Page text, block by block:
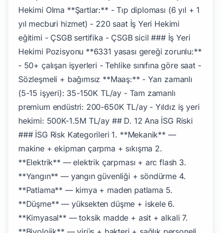
Hekimi Olma **Şartlar:** - Tıp diploması (6 yıl + 1
yıl mecburi hizmet) - 220 saat İş Yeri Hekimi
eğitimi - ÇSGB sertifika - ÇSGB sicil ### İş Yeri
Hekimi Pozisyonu **6331 yasası gereği zorunlu:**
- 50+ çalışan işyerleri - Tehlike sınıfına göre saat -
Sözleşmeli + bağımsız **Maaş:** - Yarı zamanlı
(5-15 işyeri): 35-150K TL/ay - Tam zamanlı
premium endüstri: 200-650K TL/ay - Yıldız iş yeri
hekimi: 500K-1.5M TL/ay ## D. 12 Ana İSG Riski
### İSG Risk Kategorileri 1. **Mekanik** —
makine + ekipman çarpma + sıkışma 2.
**Elektrik** — elektrik çarpması + arc flash 3.
**Yangın** — yangın güvenliği + söndürme 4.
**Patlama** — kimya + maden patlama 5.
**Düşme** — yüksekten düşme + iskele 6.
**Kimyasal** — toksik madde + asit + alkali 7.